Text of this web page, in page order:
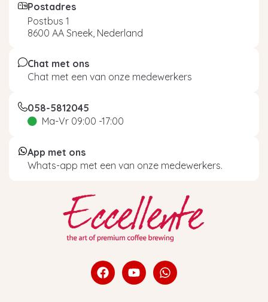
Postadres
Postbus 1
8600 AA Sneek, Nederland
Chat met ons
Chat met een van onze medewerkers
058-5812045
Ma-Vr 09:00 -17:00
App met ons
Whats-app met een van onze medewerkers.